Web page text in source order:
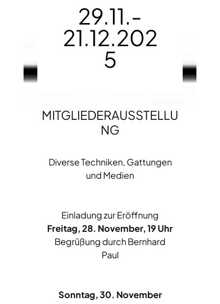
29.11.-
21.12.202
5
MITGLIEDERAUSSTELLU
NG
Diverse Techniken, Gattungen
und Medien
Einladung zur Eröffnung
Freitag, 28. November, 19 Uhr
Begrüßung durch Bernhard
Paul
Sonntag, 30. November